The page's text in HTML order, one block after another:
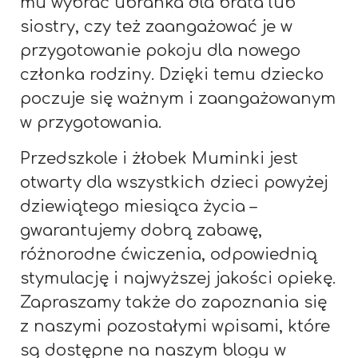
siostry, czy też zaangażować je w
przygotowanie pokoju dla nowego
członka rodziny. Dzięki temu dziecko
poczuje się ważnym i zaangażowanym
w przygotowania.
Przedszkole i żłobek Muminki jest
otwarty dla wszystkich dzieci powyżej
dziewiątego miesiąca życia –
gwarantujemy dobrą zabawę,
różnorodne ćwiczenia, odpowiednią
stymulację i najwyższej jakości opiekę.
Zapraszamy także do zapoznania się
z naszymi pozostałymi wpisami, które
są dostępne na naszym blogu w